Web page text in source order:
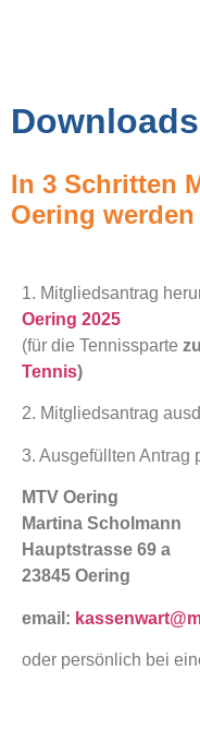
Downloads
In 3 Schritten
Oering werden
1. Mitgliedsantrag
Oering 2025
(für die Tennissparte
Tennis)
2. Mitgliedsantrag
3. Ausgefüllten Antrag
MTV Oering
Martina Scholmann
Hauptstrasse 69 a
23845 Oering
email:
oder persönlich bei